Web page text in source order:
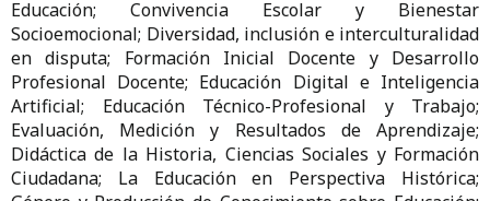
Educación; Convivencia Escolar y Bienestar
Socioemocional; Diversidad, inclusión e interculturalidad
en disputa; Formación Inicial Docente y Desarrollo
Profesional Docente; Educación Digital e Inteligencia
Artificial; Educación Técnico-Profesional y Trabajo;
Evaluación, Medición y Resultados de Aprendizaje;
Didáctica de la Historia, Ciencias Sociales y Formación
Ciudadana; La Educación en Perspectiva Histórica;